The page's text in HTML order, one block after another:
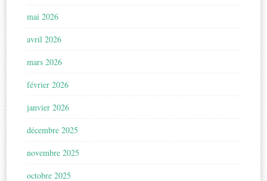
mai 2026
avril 2026
mars 2026
février 2026
janvier 2026
décembre 2025
novembre 2025
octobre 2025